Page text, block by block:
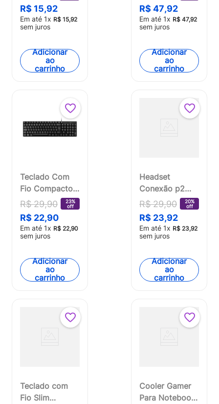
Bateria de
400mAh 1600 -
2400 DPI 4
MO290OUT
[Reembalado]
R$ 15,92
Em até 1x R$ 15,92
sem juros
Adicionar
ao
carrinho
Cabo de 130cm
Teclas
Redondas USB
(Multilaser) -
TC234OUT
[Reembalado]
R$ 47,92
Em até 1x R$ 47,92
sem juros
Adicionar
ao
carrinho
Teclado Com
Fio Compacto
Conexão USB
Cabo de 120cm
Resistente Água
Preto Multi
TC193OUT
[Reembalado]
R$ 29,90
23%
off
R$ 22,90
Em até 1x R$ 22,90
sem juros
Adicionar
ao
carrinho
Headset
Conexão p2
Cabo de 180cm
Potência
100mw
Microfone
PH002OUT
[Reembalado]
R$ 29,90
20%
off
R$ 23,92
Em até 1x R$ 23,92
sem juros
Adicionar
ao
carrinho
Teclado com
Fio Slim
Cooler Gamer
Para Notebook